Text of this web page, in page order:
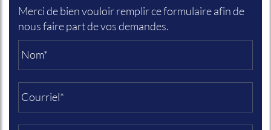
Merci de bien vouloir remplir ce formulaire afin de
nous faire part de vos demandes.